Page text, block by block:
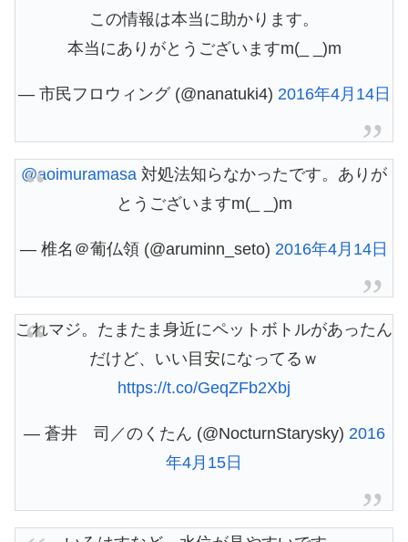
この情報は本当に助かります。
本当にありがとうございますm(_ _)m
— 市民フロウィング (@nanatuki4) 2016年4月14日
@aoimuramasa 対処法知らなかったです。ありが
とうございますm(_ _)m
— 椎名＠葡仏領 (@aruminn_seto) 2016年4月14日
これマジ。たまたま身近にペットボトルがあったん
だけど、いい目安になってるｗ
https://t.co/GeqZFb2Xbj
— 蒼井 司／のくたん (@NocturnStarysky) 2016
年4月15日